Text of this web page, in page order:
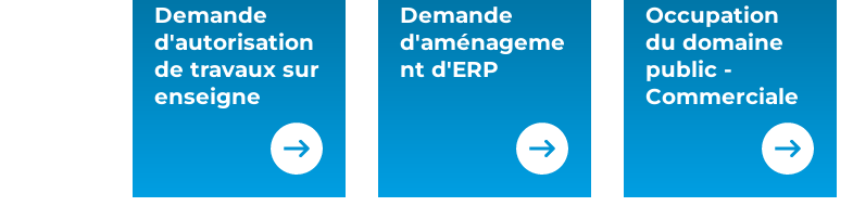
Demande
d'autorisation
de travaux sur
enseigne
Demande
d'aménageme
nt d'ERP
Occupation
du domaine
public -
Commerciale